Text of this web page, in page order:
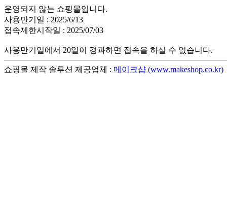
운영되지 않는 쇼핑몰입니다.
사용만기일 : 2025/6/13
접속제한시작일 : 2025/07/03
사용만기일에서 20일이 경과하면 접속을 하실 수 없습니다.
쇼핑몰 제작 솔루션 제공업체 : 메이크샵 (www.makeshop.co.kr)